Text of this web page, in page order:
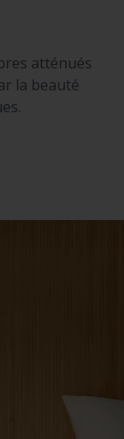
atténués
la beauté